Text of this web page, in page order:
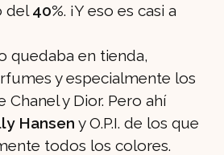
del 40%. ¡Y eso es casi a
quedaba en tienda,
y especialmente los
y Dior. Pero ahí
Hansen y O.P.I. de los que
todos los colores.